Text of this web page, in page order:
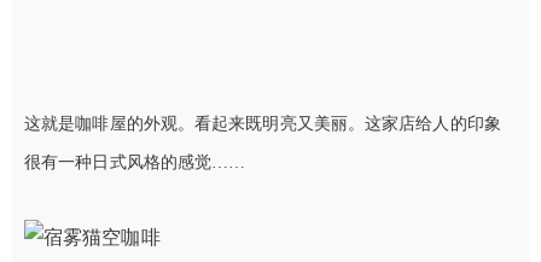
这就是咖啡屋的外观。看起来既明亮又美丽。这家店给人的印象
很有一种日式风格的感觉……